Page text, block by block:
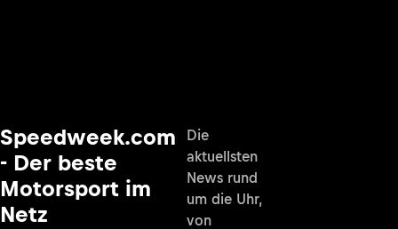
Speedweek.com
- Der beste
Motorsport im
Netz
Die
aktuellsten
News rund
um die Uhr,
von